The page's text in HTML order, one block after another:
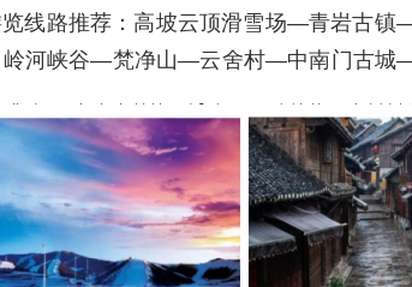
线路推荐：高坡云顶滑雪场—青岩古
河峡谷—梵净山—云舍村—中南门古城